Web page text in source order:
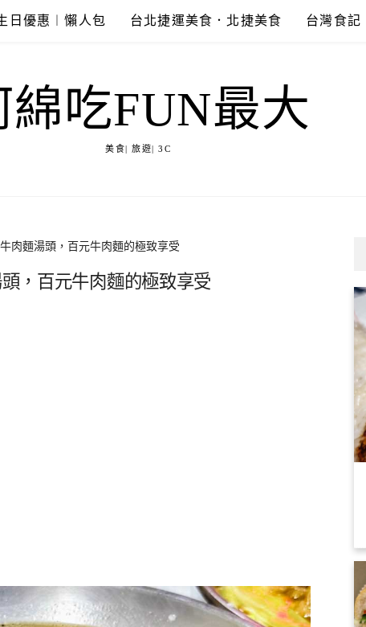
日優惠︱懶人包 台北捷運美食．北捷美食 台灣食記
綿吃FUN最大
美食| 旅遊| 3C
肉麵湯頭，百元牛肉麵的極致享受
，百元牛肉麵的極致享受